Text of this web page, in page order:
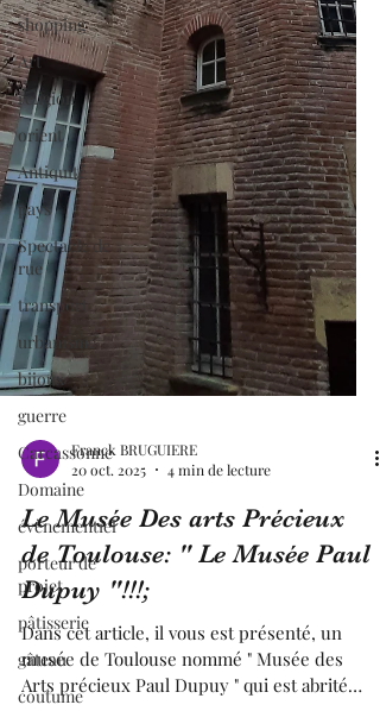
shopping
Art
religion
orient
Antiquité
pays
Spectacle de
rue
transport
urbanisme
bijoux
guerre
Carcassonne
Domaine
évènementiel
porteur de
projet
pâtisserie
gâteau
coutume
Franck BRUGUIERE
20 oct. 2025
4 min de lecture
Le Musée Des arts Précieux
de Toulouse: " Le Musée Paul
Dupuy "!!!;